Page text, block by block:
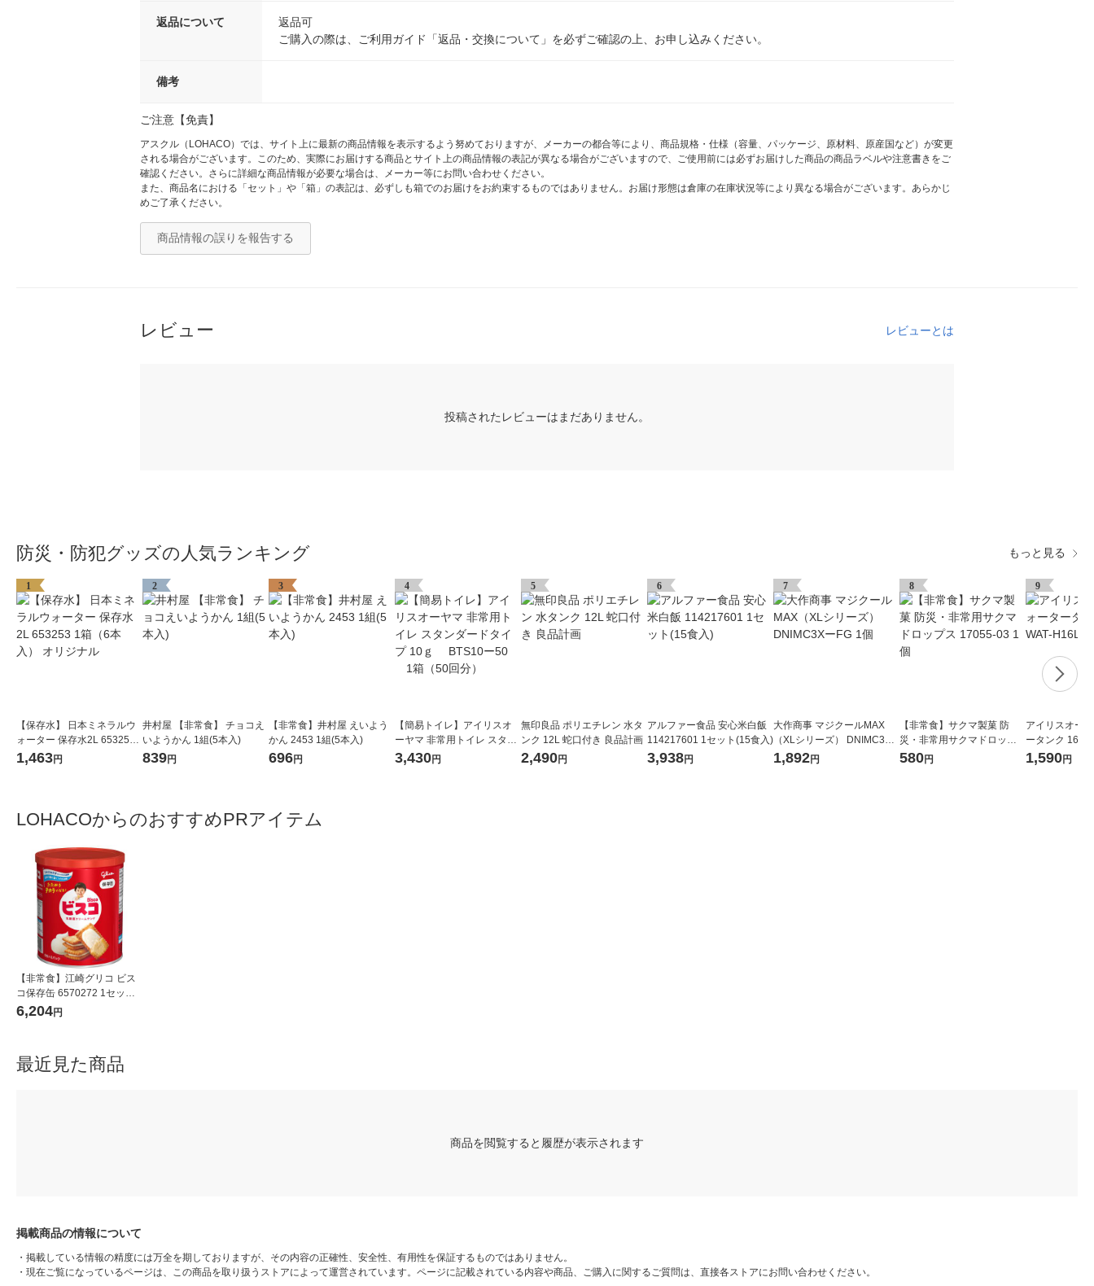
返品について
返品可
ご購入の際は、ご利用ガイド「返品・交換について」を必ずご確認の上、お申し込みください。
備考
ご注意【免責】
アスクル（LOHACO）では、サイト上に最新の商品情報を表示するよう努めておりますが、メーカーの都合等により、商品規格・仕様（容量、パッケージ、原材料、原産国など）が変更
される場合がございます。このため、実際にお届けする商品とサイト上の商品情報の表記が異なる場合がございますので、ご使用前には必ずお届けした商品の商品ラベルや注意書きをご
確認ください。さらに詳細な商品情報が必要な場合は、メーカー等にお問い合わせください。
また、商品名における「セット」や「箱」の表記は、必ずしも箱でのお届けをお約束するものではありません。お届け形態は倉庫の在庫状況等により異なる場合がございます。あらかじ
めご了承ください。
商品情報の誤りを報告する
レビュー レビューとは
投稿されたレビューはまだありません。
防災・防犯グッズの人気ランキング もっと見る
1
【保存水】 日本ミネラルウ
ォーター 保存水2L 653253
1,463円
2
井村屋 【非常食】 チョコえ
いようかん 1組(5本入)
839円
3
【非常食】井村屋 えいよう
かん 2453 1組(5本入)
696円
4
【簡易トイレ】アイリスオ
ーヤマ 非常用トイレ スタン
ダードタイプ 10ｇ BTS10
3,430円
5
無印良品 ポリエチレン 水タ
ンク 12L 蛇口付き 良品計画
2,490円
6
アルファー食品 安心米白飯
114217601 1セット(15食入)
3,938円
7
大作商事 マジクールMAX
（XLシリーズ） DNIMC3X
ーFG 1個
1,892円
8
【非常食】サクマ製菓 防
災・非常用サクマドロップ
580円
9
アイリスオー
ータンク 16L
1,590円
LOHACOからのおすすめPRアイテム
【非常食】江崎グリコ ビス
コ保存缶 6570272 1セット
(1缶×10)
6,204円
最近見た商品
商品を閲覧すると履歴が表示されます
掲載商品の情報について
・ 掲載している情報の精度には万全を期しておりますが、その内容の正確性、安全性、有用性を保証するものではありません。
・ 現在ご覧になっているページは、この商品を取り扱うストアによって運営されています。ページに記載されている内容や商品、ご購入に関するご質問は、直接各ストアにお問い合わせください。